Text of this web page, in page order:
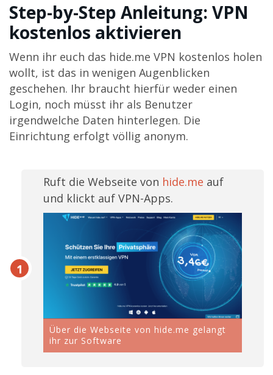
Step-by-Step Anleitung: VPN
kostenlos aktivieren
Wenn ihr euch das hide.me VPN kostenlos holen
wollt, ist das in wenigen Augenblicken
geschehen. Ihr braucht hierfür weder einen
Login, noch müsst ihr als Benutzer
irgendwelche Daten hinterlegen. Die
Einrichtung erfolgt völlig anonym.
Ruft die Webseite von hide.me auf
und klickt auf VPN-Apps.
Über die Webseite von hide.me gelangt
ihr zur Software